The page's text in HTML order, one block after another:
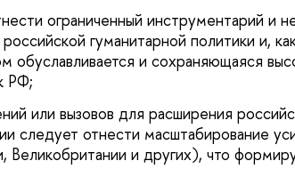
ограниченный инструментарий и
гуманитарной политики и,
обуславливается и сохраняющаяся
РФ;
или вызовов для расширения
следует отнести масштабирование
и других), что